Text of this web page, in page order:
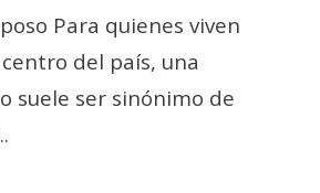
Para quienes viven
del país, una
suele ser sinónimo de